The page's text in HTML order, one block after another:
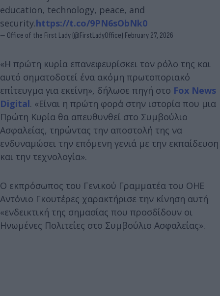
education, technology, peace, and
security.https://t.co/9PN6sObNk0
— Office of the First Lady (@FirstLadyOffice) February 27, 2026
«Η πρώτη κυρία επανεφευρίσκει τον ρόλο της και
αυτό σηματοδοτεί ένα ακόμη πρωτοποριακό
επίτευγμα για εκείνη», δήλωσε πηγή στο Fox News
Digital. «Είναι η πρώτη φορά στην ιστορία που μια
Πρώτη Κυρία θα απευθυνθεί στο Συμβούλιο
Ασφαλείας, τηρώντας την αποστολή της να
ενδυναμώσει την επόμενη γενιά με την εκπαίδευση
και την τεχνολογία».
Ο εκπρόσωπος του Γενικού Γραμματέα του ΟΗΕ
Αντόνιο Γκουτέρες χαρακτήρισε την κίνηση αυτή
«ενδεικτική της σημασίας που προσδίδουν οι
Ηνωμένες Πολιτείες στο Συμβούλιο Ασφαλείας».